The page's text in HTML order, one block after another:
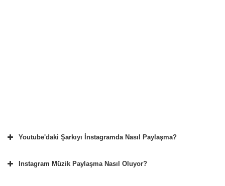
Youtube'daki Şarkıyı İnstagramda Nasıl Paylaşma?
Instagram Müzik Paylaşma Nasıl Oluyor?